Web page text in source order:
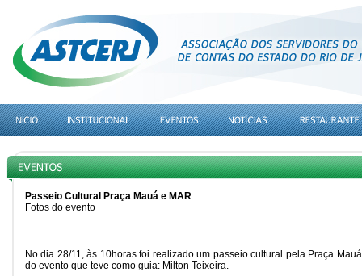
Passeio Cultural Praça Mauá e MAR
Fotos do evento
No dia 28/11, às 10horas foi realizado um passeio cultural pela Praça
do evento que teve como guia: Milton Teixeira.